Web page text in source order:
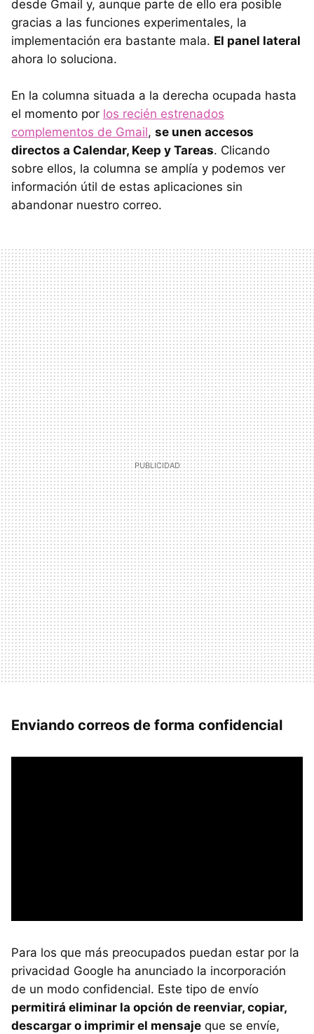
desde Gmail y, aunque parte de ello era posible
gracias a las funciones experimentales, la
implementación era bastante mala. El panel lateral
ahora lo soluciona.
En la columna situada a la derecha ocupada hasta
el momento por los recién estrenados
complementos de Gmail, se unen accesos
directos a Calendar, Keep y Tareas. Clicando
sobre ellos, la columna se amplía y podemos ver
información útil de estas aplicaciones sin
abandonar nuestro correo.
Enviando correos de forma confidencial
Para los que más preocupados puedan estar por la
privacidad Google ha anunciado la incorporación
de un modo confidencial. Este tipo de envío
permitirá eliminar la opción de reenviar, copiar,
descargar o imprimir el mensaje que se envíe,